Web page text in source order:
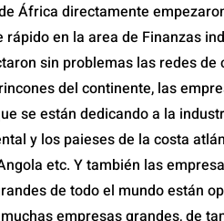
África directamente
rápido en la area de Finanzas
sin problemas las redes
del continente, las
se están dedicando a la
y los paieses de la costa
etc. Y también las
de todo el mundo están
empresas grandes, de